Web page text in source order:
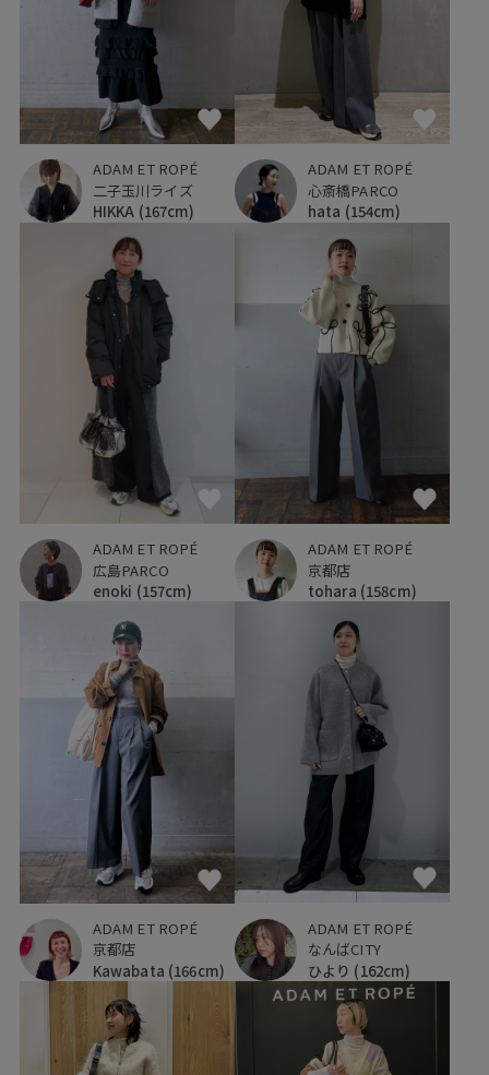
ADAM ET ROPÉ
二子玉川ライズ
HIKKA (167cm)
ADAM ET ROPÉ
心斎橋PARCO
hata (154cm)
ADAM ET ROPÉ
広島PARCO
enoki (157cm)
ADAM ET ROPÉ
京都店
tohara (158cm)
ADAM ET ROPÉ
京都店
Kawabata (166cm)
ADAM ET ROPÉ
なんばCITY
ひより (162cm)